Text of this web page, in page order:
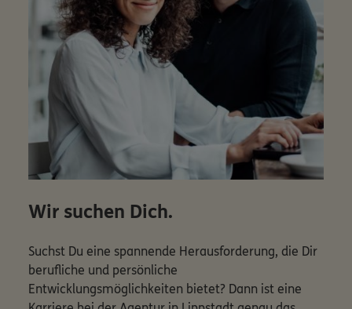
Wir suchen Dich.
Suchst Du eine spannende Herausforderung, die Dir
berufliche und persönliche
Entwicklungsmöglichkeiten bietet? Dann ist eine